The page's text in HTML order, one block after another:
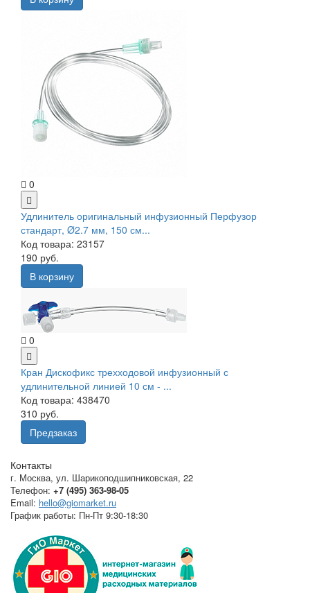
0
Удлинитель оригинальный инфузионный Перфузор
стандарт, Ø2.7 мм, 150 см...
Код товара: 23157
190 руб.
В корзину
0
Кран Дискофикс трехходовой инфузионный с
удлинительной линией 10 см - ...
Код товара: 438470
310 руб.
Предзаказ
Контакты
г. Москва, ул. Шарикоподшипниковская, 22
Телефон: +7 (495) 363-98-05
Email: hello@giomarket.ru
График работы: Пн-Пт 9:30-18:30